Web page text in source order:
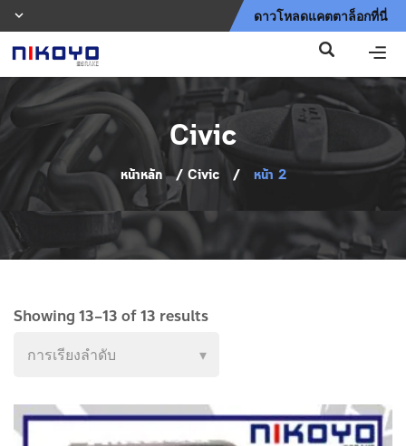
ดาวโหลดแคตตาล็อกที่นี่
Civic
หน้าหลัก / Civic / หน้า 2
Showing 13–13 of 13 results